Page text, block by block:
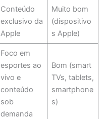
Conteúdo
exclusivo da
Apple
Muito bom
(dispositivo
s Apple)
Foco em
esportes ao
vivo e
conteúdo
sob
demanda
Bom (smart
TVs, tablets,
smartphone
s)